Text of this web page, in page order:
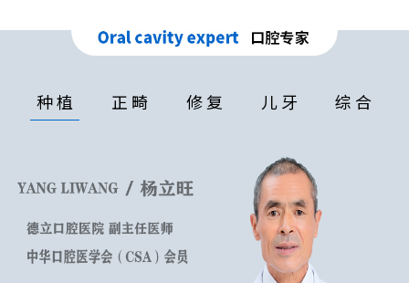
种 植 正 畸 修 复 儿 牙 综 合